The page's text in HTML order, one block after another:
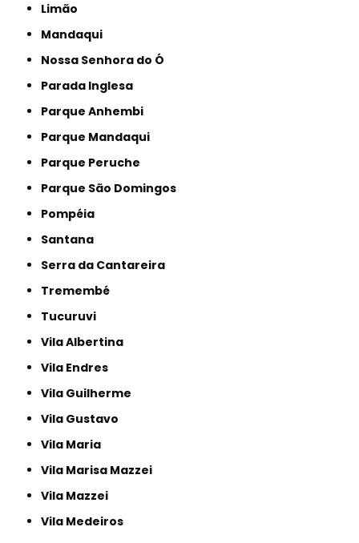
Limão
Mandaqui
Nossa Senhora do Ó
Parada Inglesa
Parque Anhembi
Parque Mandaqui
Parque Peruche
Parque São Domingos
Pompéia
Santana
Serra da Cantareira
Tremembé
Tucuruvi
Vila Albertina
Vila Endres
Vila Guilherme
Vila Gustavo
Vila Maria
Vila Marisa Mazzei
Vila Mazzei
Vila Medeiros